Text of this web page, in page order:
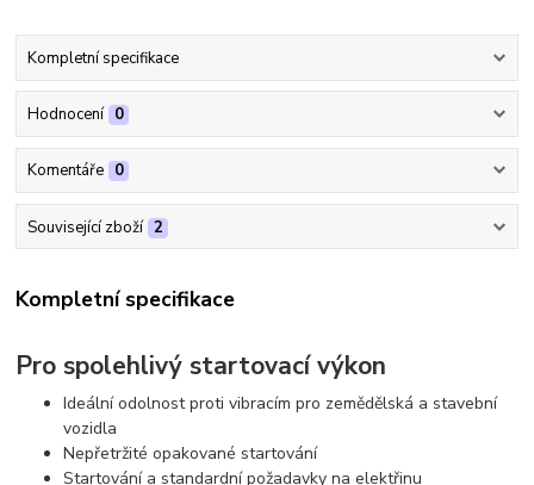
Kompletní specifikace
Hodnocení 0
Komentáře 0
Související zboží 2
Kompletní specifikace
Pro spolehlivý startovací výkon
Ideální odolnost proti vibracím pro zemědělská a stavební
vozidla
Nepřetržité opakované startování
Startování a standardní požadavky na elektřinu